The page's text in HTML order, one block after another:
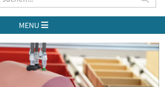
MENU